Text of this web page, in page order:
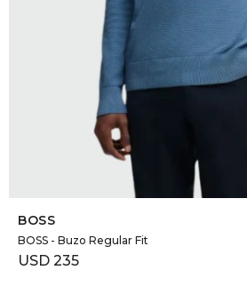
SELECCIONAR TALLE
BOSS
BOSS - Buzo Regular Fit
USD 235